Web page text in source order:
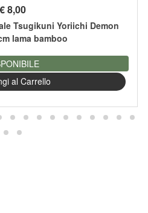
€8,00
Tsugikuni Yoriichi Demon
lama bamboo
al Carrello